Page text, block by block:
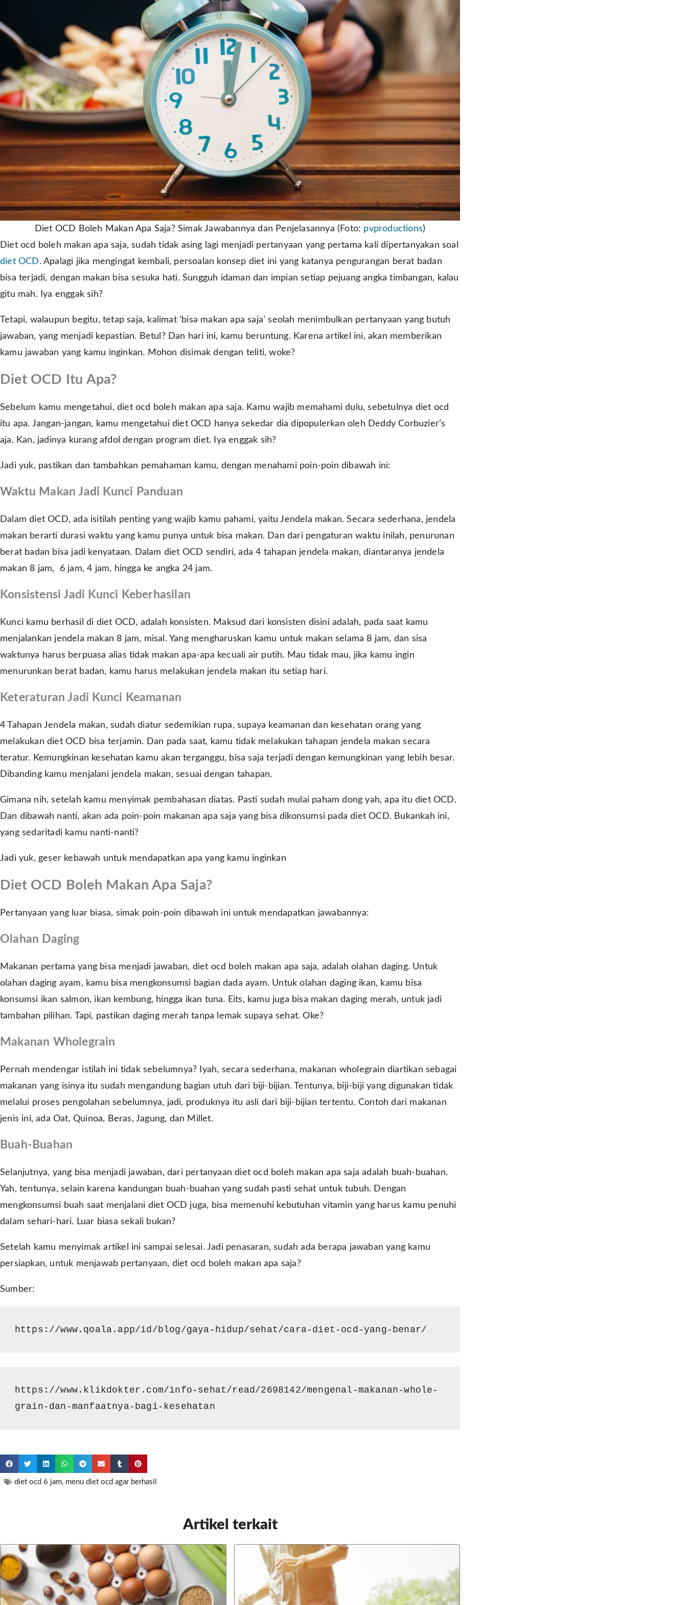
Diet OCD Boleh Makan Apa Saja? Simak Jawabannya dan Penjelasannya (Foto: pvproductions)
Diet ocd boleh makan apa saja, sudah tidak asing lagi menjadi pertanyaan yang pertama kali dipertanyakan soal
diet OCD. Apalagi jika mengingat kembali, persoalan konsep diet ini yang katanya pengurangan berat badan
bisa terjadi, dengan makan bisa sesuka hati. Sungguh idaman dan impian setiap pejuang angka timbangan, kalau
gitu mah. Iya enggak sih?
Tetapi, walaupun begitu, tetap saja, kalimat ‘bisa makan apa saja’ seolah menimbulkan pertanyaan yang butuh
jawaban, yang menjadi kepastian. Betul? Dan hari ini, kamu beruntung. Karena artikel ini, akan memberikan
kamu jawaban yang kamu inginkan. Mohon disimak dengan teliti, woke?
Diet OCD Itu Apa?
Sebelum kamu mengetahui, diet ocd boleh makan apa saja. Kamu wajib memahami dulu, sebetulnya diet ocd
itu apa. Jangan-jangan, kamu mengetahui diet OCD hanya sekedar dia dipopulerkan oleh Deddy Corbuzier’s
aja. Kan, jadinya kurang afdol dengan program diet. Iya enggak sih?
Jadi yuk, pastikan dan tambahkan pemahaman kamu, dengan menahami poin-poin dibawah ini:
Waktu Makan Jadi Kunci Panduan
Dalam diet OCD, ada isitilah penting yang wajib kamu pahami, yaitu Jendela makan. Secara sederhana, jendela
makan berarti durasi waktu yang kamu punya untuk bisa makan. Dan dari pengaturan waktu inilah, penurunan
berat badan bisa jadi kenyataan. Dalam diet OCD sendiri, ada 4 tahapan jendela makan, diantaranya jendela
makan 8 jam, 6 jam, 4 jam, hingga ke angka 24 jam.
Konsistensi Jadi Kunci Keberhasilan
Kunci kamu berhasil di diet OCD, adalah konsisten. Maksud dari konsisten disini adalah, pada saat kamu
menjalankan jendela makan 8 jam, misal. Yang mengharuskan kamu untuk makan selama 8 jam, dan sisa
waktunya harus berpuasa alias tidak makan apa-apa kecuali air putih. Mau tidak mau, jika kamu ingin
menurunkan berat badan, kamu harus melakukan jendela makan itu setiap hari.
Keteraturan Jadi Kunci Keamanan
4 Tahapan Jendela makan, sudah diatur sedemikian rupa, supaya keamanan dan kesehatan orang yang
melakukan diet OCD bisa terjamin. Dan pada saat, kamu tidak melakukan tahapan jendela makan secara
teratur. Kemungkinan kesehatan kamu akan terganggu, bisa saja terjadi dengan kemungkinan yang lebih besar.
Dibanding kamu menjalani jendela makan, sesuai dengan tahapan.
Gimana nih, setelah kamu menyimak pembahasan diatas. Pasti sudah mulai paham dong yah, apa itu diet OCD.
Dan dibawah nanti, akan ada poin-poin makanan apa saja yang bisa dikonsumsi pada diet OCD. Bukankah ini,
yang sedaritadi kamu nanti-nanti?
Jadi yuk, geser kebawah untuk mendapatkan apa yang kamu inginkan
Diet OCD Boleh Makan Apa Saja?
Pertanyaan yang luar biasa, simak poin-poin dibawah ini untuk mendapatkan jawabannya:
Olahan Daging
Makanan pertama yang bisa menjadi jawaban, diet ocd boleh makan apa saja, adalah olahan daging. Untuk
olahan daging ayam, kamu bisa mengkonsumsi bagian dada ayam. Untuk olahan daging ikan, kamu bisa
konsumsi ikan salmon, ikan kembung, hingga ikan tuna. Eits, kamu juga bisa makan daging merah, untuk jadi
tambahan pilihan. Tapi, pastikan daging merah tanpa lemak supaya sehat. Oke?
Makanan Wholegrain
Pernah mendengar istilah ini tidak sebelumnya? Iyah, secara sederhana, makanan wholegrain diartikan sebagai
makanan yang isinya itu sudah mengandung bagian utuh dari biji-bijian. Tentunya, biji-biji yang digunakan tidak
melalui proses pengolahan sebelumnya, jadi, produknya itu asli dari biji-bijian tertentu. Contoh dari makanan
jenis ini, ada Oat, Quinoa, Beras, Jagung, dan Millet.
Buah-Buahan
Selanjutnya, yang bisa menjadi jawaban, dari pertanyaan diet ocd boleh makan apa saja adalah buah-buahan.
Yah, tentunya, selain karena kandungan buah-buahan yang sudah pasti sehat untuk tubuh. Dengan
mengkonsumsi buah saat menjalani diet OCD juga, bisa memenuhi kebutuhan vitamin yang harus kamu penuhi
dalam sehari-hari. Luar biasa sekali bukan?
Setelah kamu menyimak artikel ini sampai selesai. Jadi penasaran, sudah ada berapa jawaban yang kamu
persiapkan, untuk menjawab pertanyaan, diet ocd boleh makan apa saja?
Sumber:
https://www.qoala.app/id/blog/gaya-hidup/sehat/cara-diet-ocd-yang-benar/
https://www.klikdokter.com/info-sehat/read/2698142/mengenal-makanan-whole-
grain-dan-manfaatnya-bagi-kesehatan
diet ocd 6 jam, menu diet ocd agar berhasil
Artikel terkait